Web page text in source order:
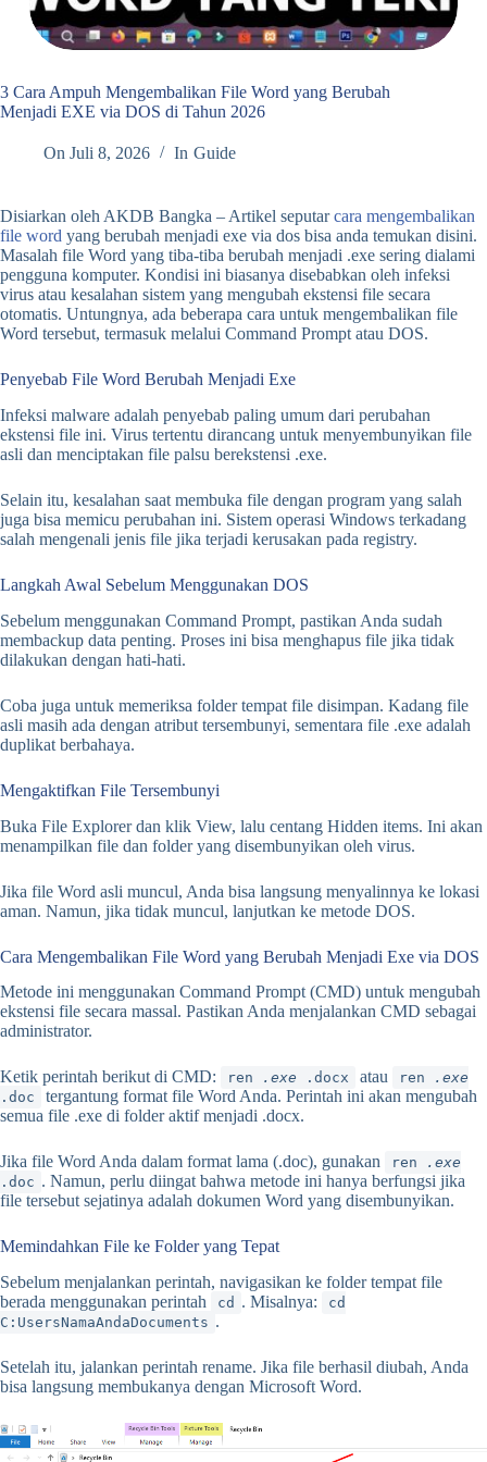
3 Cara Ampuh Mengembalikan File Word yang Berubah
Menjadi EXE via DOS di Tahun 2026
On Juli 8, 2026 In Guide
Disiarkan oleh AKDB Bangka – Artikel seputarcara mengembalikan
file word yang berubah menjadi exe via dos bisa anda temukan disini.
Masalah file Word yang tiba-tiba berubah menjadi .exe sering dialami
pengguna komputer. Kondisi ini biasanya disebabkan oleh infeksi
virus atau kesalahan sistem yang mengubah ekstensi file secara
otomatis. Untungnya, ada beberapa cara untuk mengembalikan file
Word tersebut, termasuk melalui Command Prompt atau DOS.
Penyebab File Word Berubah Menjadi Exe
Infeksi malware adalah penyebab paling umum dari perubahan
ekstensi file ini. Virus tertentu dirancang untuk menyembunyikan file
asli dan menciptakan file palsu berekstensi .exe.
Selain itu, kesalahan saat membuka file dengan program yang salah
juga bisa memicu perubahan ini. Sistem operasi Windows terkadang
salah mengenali jenis file jika terjadi kerusakan pada registry.
Langkah Awal Sebelum Menggunakan DOS
Sebelum menggunakan Command Prompt, pastikan Anda sudah
membackup data penting. Proses ini bisa menghapus file jika tidak
dilakukan dengan hati-hati.
Coba juga untuk memeriksa folder tempat file disimpan. Kadang file
asli masih ada dengan atribut tersembunyi, sementara file .exe adalah
duplikat berbahaya.
Mengaktifkan File Tersembunyi
Buka File Explorer dan klik View, lalu centang Hidden items. Ini akan
menampilkan file dan folder yang disembunyikan oleh virus.
Jika file Word asli muncul, Anda bisa langsung menyalinnya ke lokasi
aman. Namun, jika tidak muncul, lanjutkan ke metode DOS.
Cara Mengembalikan File Word yang Berubah Menjadi Exe via DOS
Metode ini menggunakan Command Prompt (CMD) untuk mengubah
ekstensi file secara massal. Pastikan Anda menjalankan CMD sebagai
administrator.
Ketik perintah berikut di CMD: ren .exe .docx atau ren
.exe
.doc
tergantung format file Word Anda. Perintah ini akan mengubah
semua file .exe di folder aktif menjadi .docx.
Jika file Word Anda dalam format lama (.doc), gunakan ren
.exe
.doc . Namun, perlu diingat bahwa metode ini hanya berfungsi jika
file tersebut sejatinya adalah dokumen Word yang disembunyikan.
Memindahkan File ke Folder yang Tepat
Sebelum menjalankan perintah, navigasikan ke folder tempat file
berada menggunakan perintah
cd . Misalnya:
cd
C:UsersNamaAndaDocuments .
Setelah itu, jalankan perintah rename. Jika file berhasil diubah, Anda
bisa langsung membukanya dengan Microsoft Word.